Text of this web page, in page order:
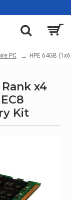
PC HPE 64GB
x4
Kit